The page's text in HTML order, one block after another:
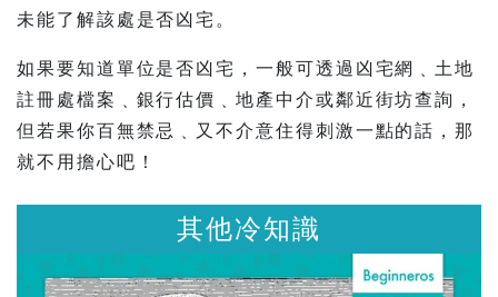
未能了解該處是否凶宅。
如果要知道單位是否凶宅，一般可透過凶宅網﹑土地
註冊處檔案﹑銀行估價﹑地產中介或鄰近街坊查詢，
但若果你百無禁忌﹑又不介意住得刺激一點的話，那
就不用擔心吧！
其他冷知識